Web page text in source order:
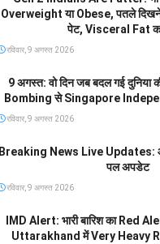
Overweight या Obese, पतले दिखने
पेट, Visceral Fat
रविवार, 9 अगस्त 2026
9 अगस्त: वो दिन जब बदल गई दुनिया
Bombing से Singapore
रविवार, 9 अगस्त 2026
Breaking News Live Updates:
पल अपडेट
रविवार, 9 अगस्त 2026
IMD Alert: भारी बारिश का Red
Uttarakhand में Very Heavy